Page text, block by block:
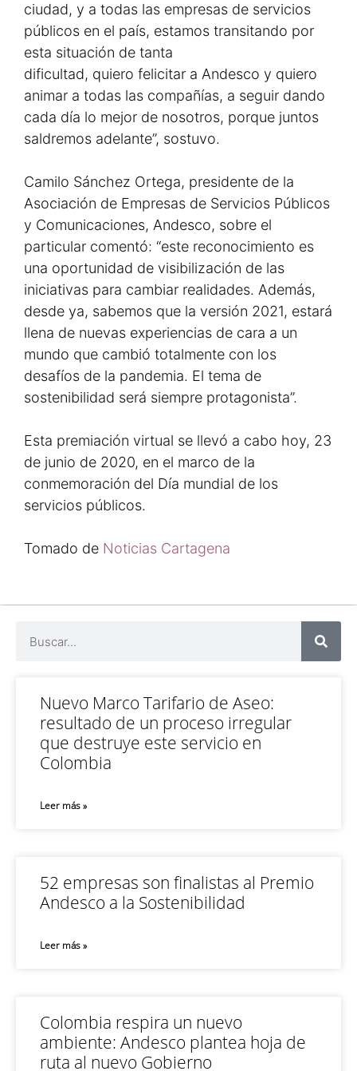
ciudad, y a todas las empresas de servicios
públicos en el país, estamos transitando por
esta situación de tanta
dificultad, quiero felicitar a Andesco y quiero
animar a todas las compañías, a seguir dando
cada día lo mejor de nosotros, porque juntos
saldremos adelante”, sostuvo.
Camilo Sánchez Ortega, presidente de la
Asociación de Empresas de Servicios Públicos
y Comunicaciones, Andesco, sobre el
particular comentó: “este reconocimiento es
una oportunidad de visibilización de las
iniciativas para cambiar realidades. Además,
desde ya, sabemos que la versión 2021, estará
llena de nuevas experiencias de cara a un
mundo que cambió totalmente con los
desafíos de la pandemia. El tema de
sostenibilidad será siempre protagonista”.
Esta premiación virtual se llevó a cabo hoy, 23
de junio de 2020, en el marco de la
conmemoración del Día mundial de los
servicios públicos.
Tomado de Noticias Cartagena
Nuevo Marco Tarifario de Aseo:
resultado de un proceso irregular
que destruye este servicio en
Colombia
Leer más »
52 empresas son finalistas al Premio
Andesco a la Sostenibilidad
Leer más »
Colombia respira un nuevo
ambiente: Andesco plantea hoja de
ruta al nuevo Gobierno